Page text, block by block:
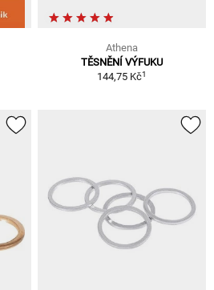
Athena
TĚSNĚNÍ VÝFUKU
144,75 Kč1